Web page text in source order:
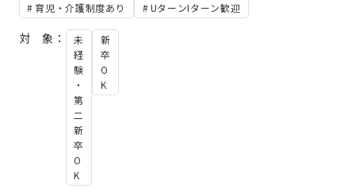
育児・介護制度あり
UターンIターン歓迎
対 象：
未
経
験
・
第
二
新
卒
O
K
新
卒
O
K